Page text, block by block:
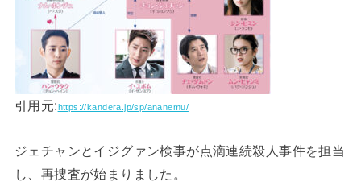
引用元: https://kandera.jp/sp/ananemu/
ジェチャンとイジグァン検事が点滴連続殺人事件を担当
し、再捜査が始まりました。